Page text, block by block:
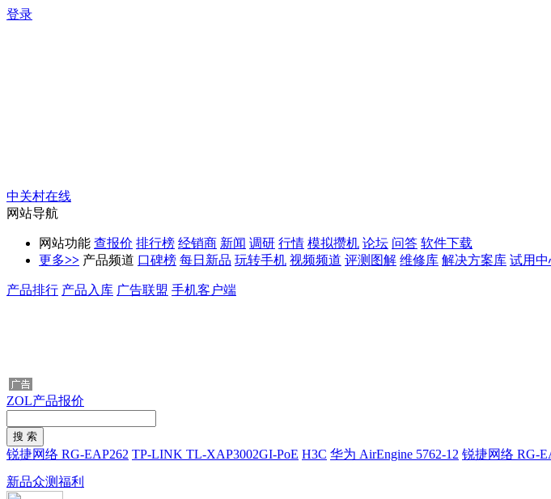
登录
中关村在线
网站导航
网站功能 查报价 排行榜 经销商 新闻 调研 行情 模拟攒机 论坛 问答 软件下载
更多>> 产品频道 口碑榜 每日新品 玩转手机 视频频道 评测图解 维修库 解决方案库 试用中
产品排行 产品入库 广告联盟 手机客户端
ZOL产品报价
锐捷网络 RG-EAP262 TP-LINK TL-XAP3002GI-PoE H3C 华为 AirEngine 5762-12 锐捷网络 RG-
新品众测福利